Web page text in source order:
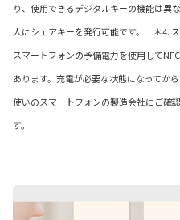
り、使用できるデジタルキーの機能は
人にシェアキーを発行可能です。 ＊4.
スマートフォンの予備電力を使用して
あります。充電が必要な状態になってか
使いのスマートフォンの製造会社にご
す。